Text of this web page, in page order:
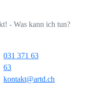
- Was kann ich tun?
031 371 63
63
kontakt@artd.ch